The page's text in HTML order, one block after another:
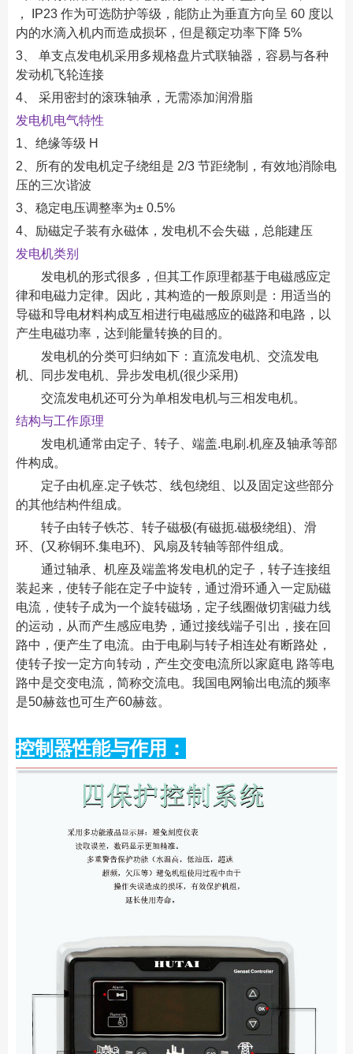
， IP23 作为可选防护等级，能防止为垂直方向呈 60 度以
内的水滴入机内而造成损坏，但是额定功率下降 5%
3、 单支点发电机采用多规格盘片式联轴器，容易与各种
发动机飞轮连接
4、 采用密封的滚珠轴承，无需添加润滑脂
发电机电气特性
1、绝缘等级 H
2、所有的发电机定子绕组是 2/3 节距绕制，有效地消除电
压的三次谐波
3、稳定电压调整率为± 0.5%
4、励磁定子装有永磁体，发电机不会失磁，总能建压
发电机类别
发电机的形式很多，但其工作原理都基于电磁感应定
律和电磁力定律。因此，其构造的一般原则是：用适当的
导磁和导电材料构成互相进行电磁感应的磁路和电路，以
产生电磁功率，达到能量转换的目的。
发电机的分类可归纳如下：直流发电机、交流发电
机、同步发电机、异步发电机(很少采用)
交流发电机还可分为单相发电机与三相发电机。
结构与工作原理
发电机通常由定子、转子、端盖.电刷.机座及轴承等部
件构成。
定子由机座.定子铁芯、线包绕组、以及固定这些部分
的其他结构件组成。
转子由转子铁芯、转子磁极(有磁扼.磁极绕组)、滑
环、(又称铜环.集电环)、风扇及转轴等部件组成。
通过轴承、机座及端盖将发电机的定子，转子连接组
装起来，使转子能在定子中旋转，通过滑环通入一定励磁
电流，使转子成为一个旋转磁场，定子线圈做切割磁力线
的运动，从而产生感应电势，通过接线端子引出，接在回
路中，便产生了电流。由于电刷与转子相连处有断路处，
使转子按一定方向转动，产生交变电流所以家庭电 路等电
路中是交变电流，简称交流电。我国电网输出电流的频率
是50赫兹也可生产60赫兹。
控制器性能与作用：